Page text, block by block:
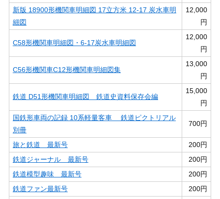
新版 18900形機関車明細図 17立方米 12-17 炭水車明
細図
12,000
円
C58形機関車明細図・6-17炭水車明細図
12,000
円
C56形機関車C12形機関車明細図集
13,000
円
鉄道 D51形機関車明細図 鉄道史資料保存会編
15,000
円
国鉄形車両の記録 10系軽量客車 鉄道ピクトリアル
別冊
700円
旅と鉄道 最新号
200円
鉄道ジャーナル 最新号
200円
鉄道模型趣味 最新号
200円
鉄道ファン最新号
200円